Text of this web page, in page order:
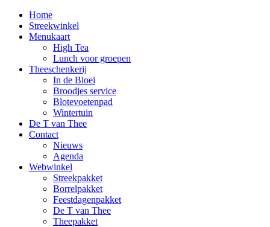
Home
Streekwinkel
Menukaart
High Tea
Lunch voor groepen
Theeschenkerij
In de Bloei
Broodjes service
Blotevoetenpad
Wintertuin
De T van Thee
Contact
Nieuws
Agenda
Webwinkel
Streekpakket
Borrelpakket
Feestdagenpakket
De T van Thee
Theepakket